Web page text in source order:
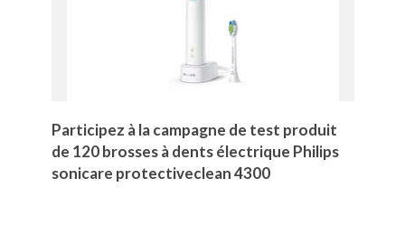
Participez à la campagne de test produit
de 120 brosses à dents électrique Philips
sonicare protectiveclean 4300